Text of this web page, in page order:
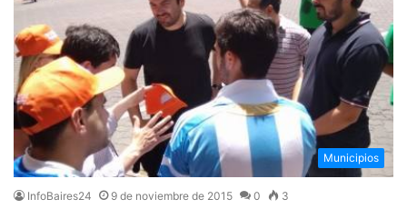
Municipios
InfoBaires24 9 de noviembre de 2015 0 3